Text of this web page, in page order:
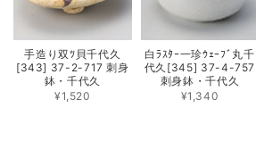
手造り双ﾂ貝千代久
[343] 37-2-717 刺身
鉢・千代久
¥1,520
白ﾗｽﾀｰ一珍ｳｪｰﾌﾞ丸千
代久[345] 37-4-757
刺身鉢・千代久
¥1,340